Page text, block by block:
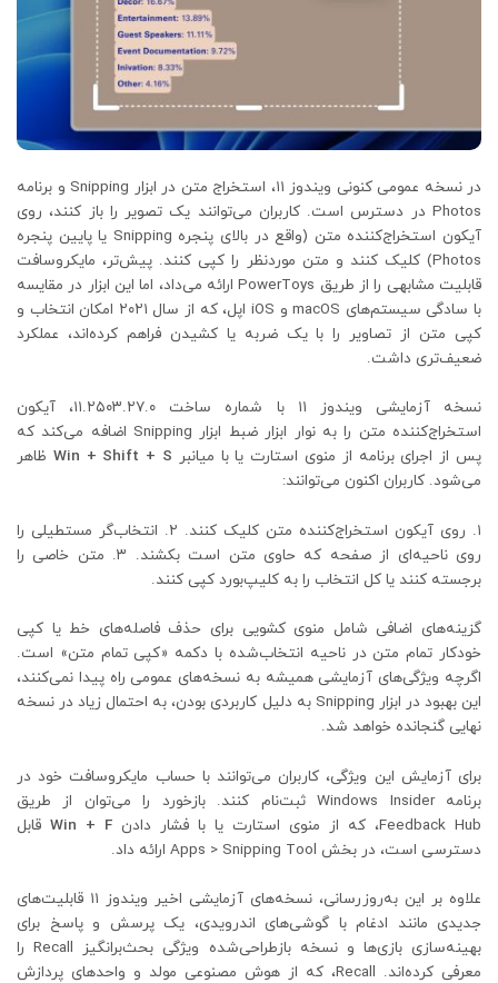
در نسخه عمومی کنونی ویندوز ۱۱، استخراج متن در ابزار Snipping و برنامه
Photos در دسترس است. کاربران می‌توانند یک تصویر را باز کنند، روی
آیکون استخراج‌کننده متن (واقع در بالای پنجره Snipping یا پایین پنجره
Photos) کلیک کنند و متن موردنظر را کپی کنند. پیش‌تر، مایکروسافت
قابلیت مشابهی را از طریق PowerToys ارائه می‌داد، اما این ابزار در مقایسه
با سادگی سیستم‌های macOS و iOS اپل، که از سال ۲۰۲۱ امکان انتخاب و
کپی متن از تصاویر را با یک ضربه یا کشیدن فراهم کرده‌اند، عملکرد
ضعیف‌تری داشت.
نسخه آزمایشی ویندوز ۱۱ با شماره ساخت ۱۱.۲۵۰۳.۲۷.۰، آیکون
استخراج‌کننده متن را به نوار ابزار ضبط ابزار Snipping اضافه می‌کند که
پس از اجرای برنامه از منوی استارت یا با میانبر Win + Shift + S ظاهر
می‌شود. کاربران اکنون می‌توانند:
۱. روی آیکون استخراج‌کننده متن کلیک کنند. ۲. انتخاب‌گر مستطیلی را
روی ناحیه‌ای از صفحه که حاوی متن است بکشند. ۳. متن خاصی را
برجسته کنند یا کل انتخاب را به کلیپ‌بورد کپی کنند.
گزینه‌های اضافی شامل منوی کشویی برای حذف فاصله‌های خط یا کپی
خودکار تمام متن در ناحیه انتخاب‌شده با دکمه «کپی تمام متن» است.
اگرچه ویژگی‌های آزمایشی همیشه به نسخه‌های عمومی راه پیدا نمی‌کنند،
این بهبود در ابزار Snipping به دلیل کاربردی بودن، به احتمال زیاد در نسخه
نهایی گنجانده خواهد شد.
برای آزمایش این ویژگی، کاربران می‌توانند با حساب مایکروسافت خود در
برنامه Windows Insider ثبت‌نام کنند. بازخورد را می‌توان از طریق
Feedback Hub، که از منوی استارت یا با فشار دادن
Win + F قابل
دسترسی است، در بخش Apps > Snipping Tool ارائه داد.
علاوه بر این به‌روزرسانی، نسخه‌های آزمایشی اخیر ویندوز ۱۱ قابلیت‌های
جدیدی مانند ادغام با گوشی‌های اندرویدی، یک پرسش و پاسخ برای
بهینه‌سازی بازی‌ها و نسخه بازطراحی‌شده ویژگی بحث‌برانگیز Recall را
معرفی کرده‌اند. Recall، که از هوش مصنوعی مولد و واحدهای پردازش